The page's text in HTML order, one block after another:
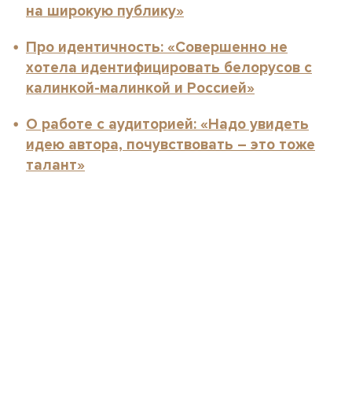
на широкую публику»
Про идентичность: «Совершенно не
хотела идентифицировать белорусов с
калинкой-малинкой и Россией»
О работе с аудиторией: «Надо увидеть
идею автора, почувствовать – это тоже
талант»